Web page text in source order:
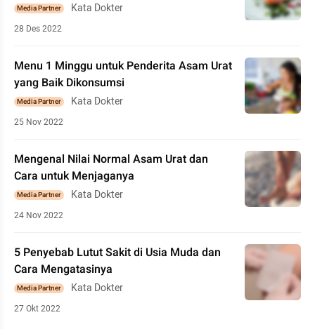
Media Partner Kata Dokter
28 Des 2022
Menu 1 Minggu untuk Penderita Asam Urat
yang Baik Dikonsumsi
Media Partner Kata Dokter
25 Nov 2022
Mengenal Nilai Normal Asam Urat dan
Cara untuk Menjaganya
Media Partner Kata Dokter
24 Nov 2022
5 Penyebab Lutut Sakit di Usia Muda dan
Cara Mengatasinya
Media Partner Kata Dokter
27 Okt 2022